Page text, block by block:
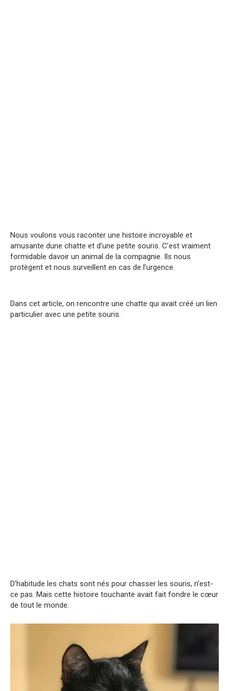
Nous voulons vous raconter une histoire incroyable et
amusante dune chatte et d’une petite souris. C’est vraiment
formidable davoir un animal de la compagnie. Ils nous
protègent et nous surveillent en cas de l’urgence.
Dans cet article, on rencontre une chatte qui avait créé un lien
particulier avec une petite souris.
D’habitude les chats sont nés pour chasser les souris, n’est-
ce pas. Mais cette histoire touchante avait fait fondre le cœur
de tout le monde.